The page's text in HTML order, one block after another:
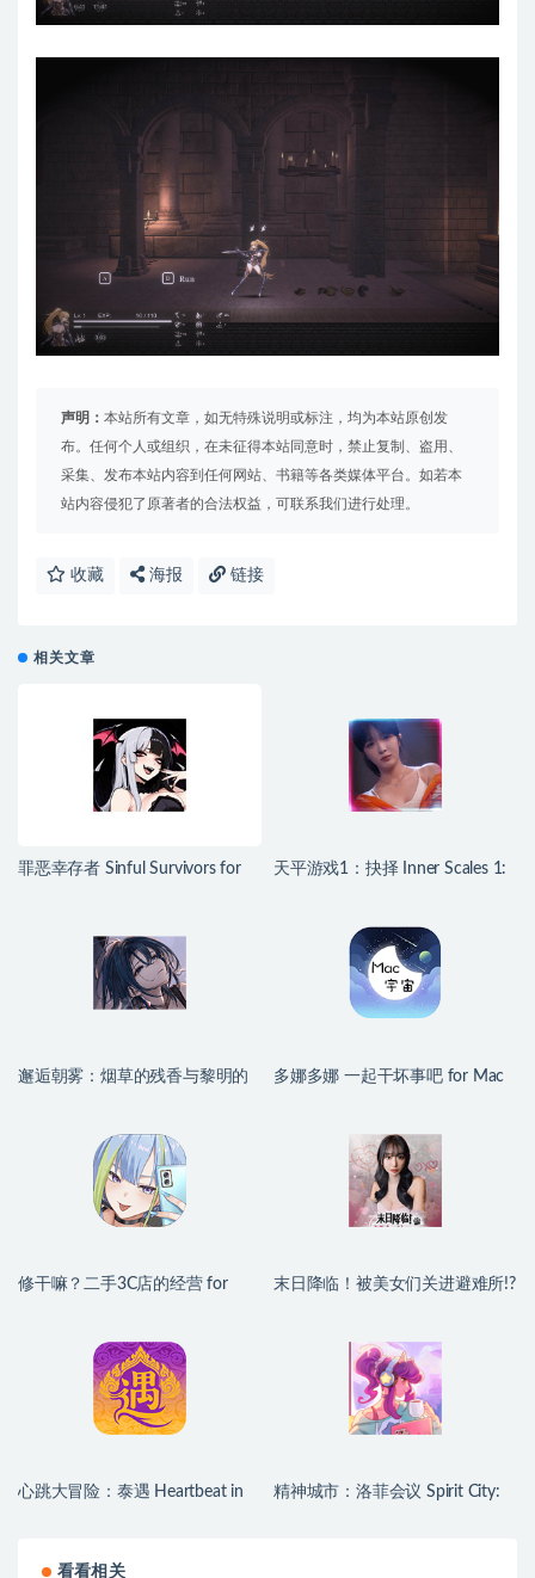
声明： 本站所有文章，如无特殊说明或标注，均为本站原创发
布。任何个人或组织，在未征得本站同意时，禁止复制、盗用、
采集、发布本站内容到任何网站、书籍等各类媒体平台。如若本
站内容侵犯了原著者的合法权益，可联系我们进行处理。
收藏 海报 链接
相关文章
罪恶幸存者 Sinful Survivors for
天平游戏1：抉择 Inner Scales 1:
邂逅朝雾：烟草的残香与黎明的
多娜多娜 一起干坏事吧 for Mac
修干嘛？二手3C店的经营 for
末日降临！被美女们关进避难所!?
心跳大冒险：泰遇 Heartbeat in
精神城市：洛菲会议 Spirit City:
看看相关